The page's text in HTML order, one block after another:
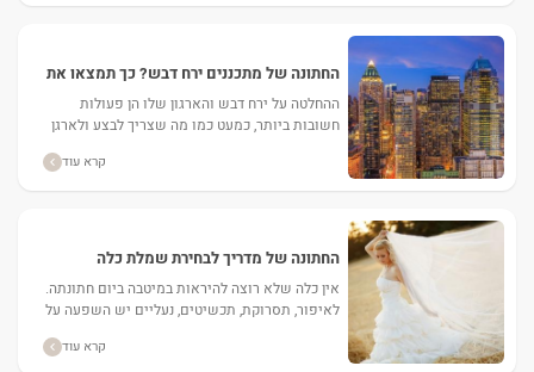
החתונה של מתכננים ירח דבש? כך תמצאו את
ההחלטה על ירח דבש והארגון שלו הן פעולות
חשובות ביותר, כמעט כמו מה שצריך לבצע ולארגן
קרא עוד
החתונה של מדריך לבחירת שמלת כלה
אין כלה שלא רוצה להיראות במיטבה ביום חתונתה.
לאיפור, תסרוקת, תכשיטים, נעליים יש השפעה על
קרא עוד